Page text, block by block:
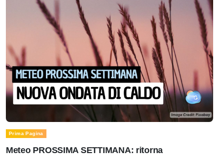
Prima Pagina
Meteo PROSSIMA SETTIMANA: ritorna